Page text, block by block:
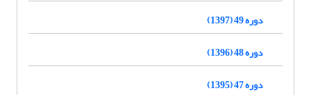
دوره 49 (1397)
دوره 48 (1396)
دوره 47 (1395)